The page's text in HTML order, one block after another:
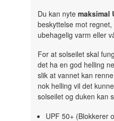
Du kan nytemaksimal
beskyttelse mot
ubehagelig varm eller
For at solseilet skal
det ha en god helling
slik at vannet kan
nok helling vil det
solseilet og duken kan
UPF 50+ (Blokkerer